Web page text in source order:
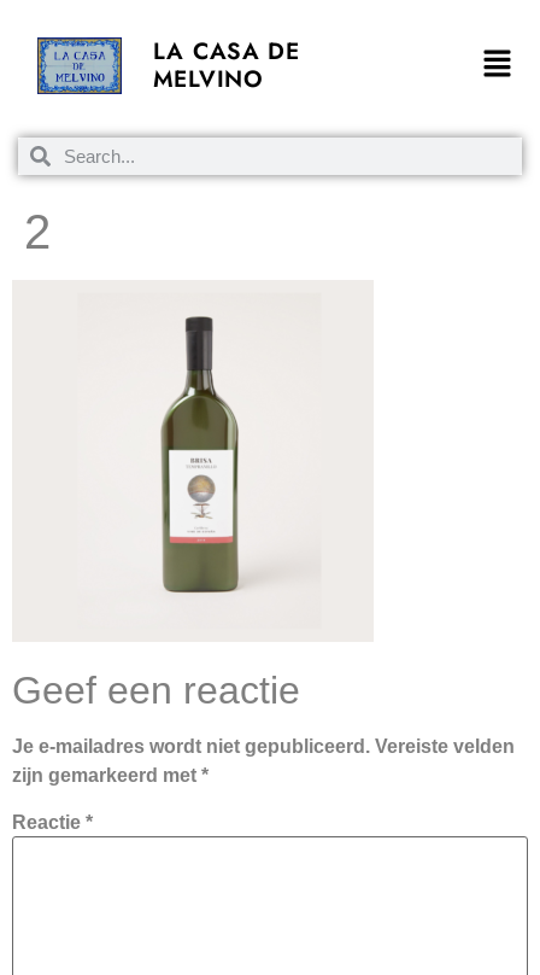
LA CASA DE
MELVINO
2
Geef een reactie
Je e-mailadres wordt niet gepubliceerd. Vereiste velden
zijn gemarkeerd met *
Reactie *